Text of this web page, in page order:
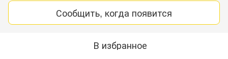
Сообщить, когда появится
В избранное